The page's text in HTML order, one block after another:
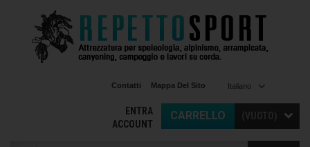
Italiano
Contatti Mappa Del Sito
CARRELLO
ENTRA
ACCOUNT